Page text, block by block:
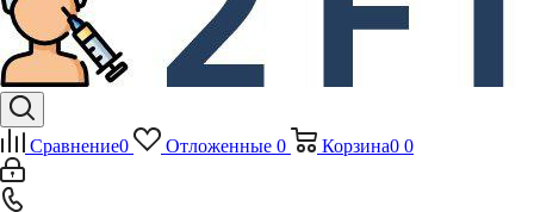
Сравнение0 Отложенные 0 Корзина0 0